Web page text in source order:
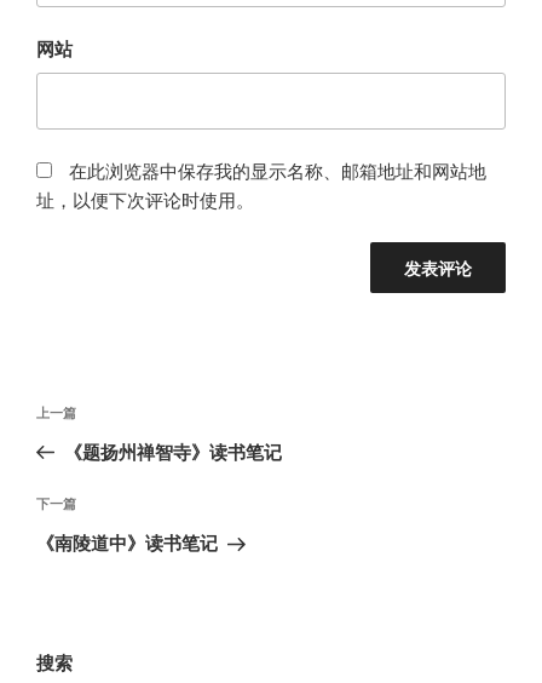
网站
在此浏览器中保存我的显示名称、邮箱地址和网站地
址，以便下次评论时使用。
文
导
航
上
一
文
章
上一篇
《题扬州禅智寺》读书笔记
下
一
下一篇
《南陵道中》读书笔记
搜索